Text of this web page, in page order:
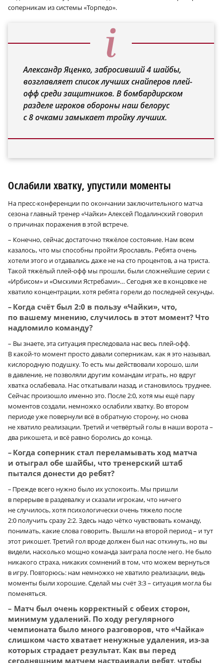
соперникам из системы «Торпедо».
Александр Яценко, забросивший 4 шайбы,
возглавляет список лучших снайперов плей-
офф среди защитников. В бомбардирском
разделе игроков обороны наш белорус
с 8 очками замыкает тройку лучших.
Ослабили хватку, упустили моменты
На пресс-конференции по окончании заключительного матча
сезона главный тренер «Чайки» Алексей Подалинский говорил
о причинах поражения в этой встрече.
– Конечно, сейчас достаточно тяжёлое состояние. Нам всем
казалось, что мы способны пройти Ярославль. Ребята очень
хотели этого и отдавались даже не на сто процентов, а на триста.
Такой тяжёлый плей-офф мы прошли, были сложнейшие серии с
«Ирбисом» и «Омскими Ястребами»… Сегодня же в концовке не
хватило концентрации, хотя ребята горели до последней секунды.
– Когда счёт был 2:0 в пользу «Чайки», что,
по вашему мнению, случилось в этот момент? Что
надломило команду?
– Вы знаете, эта ситуация преследовала нас весь плей-офф.
В какой-то момент просто давали соперникам, как я это называл,
кислородную подушку. То есть мы действовали хорошо, шли
в давление, не позволяли другим командам играть, но вдруг
хватка ослабевала. Нас откатывали назад, и становилось труднее.
Сейчас произошло именно это. После 2:0, хотя мы ещё пару
моментов создали, немножко ослабили хватку. Во втором
периоде уже повернули всё в обратную сторону, но снова
не хватило реализации. Третий и четвёртый голы в наши ворота –
два рикошета, и всё равно боролись до конца.
– Когда соперник стал переламывать ход матча
и отыграл обе шайбы, что тренерский штаб
пытался донести до ребят?
– Прежде всего нужно было их успокоить. Мы пришли
в перерыве в раздевалку и сказали игрокам, что ничего
не случилось, хотя психологически очень тяжело после
2:0 получить сразу 2:2. Здесь надо чётко чувствовать команду,
понимать, какие слова говорить. Вышли на второй период – и тут
этот рикошет. Третий гол вроде должен был нас откинуть, но вы
видели, насколько мощно команда заиграла после него. Не было
никакого страха, никаких сомнений в том, что можем вернуться
в игру. Повторюсь: нам немножко не хватило реализации, ведь
моменты были хорошие. Сделай мы счёт 3:3 – ситуация могла бы
поменяться.
– Матч был очень корректный с обеих сторон,
минимум удалений. По ходу регулярного
чемпионата было много разговоров, что «Чайка»
слишком часто хватает ненужные удаления, из-за
которых страдает результат. Как вы перед
сегодняшним матчем настраивали ребят, чтобы